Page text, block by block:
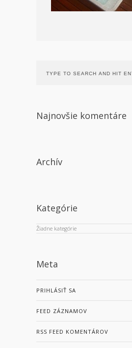
Najnovšie komentáre
Archív
Kategórie
Žiadne kategórie
Meta
PRIHLÁSIŤ SA
FEED ZÁZNAMOV
RSS FEED KOMENTÁROV